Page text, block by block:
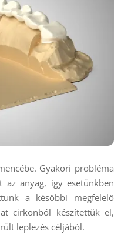
Gyakori probléma
az anyag, így esetünkben
a későbbi megfelelő
cirkonból készítettük el,
leplezés céljából.